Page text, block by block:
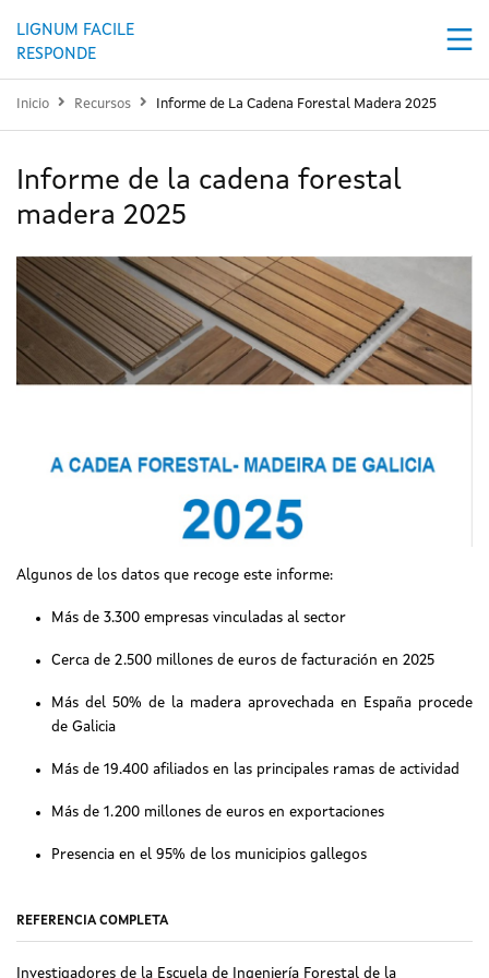
LIGNUM FACILE
RESPONDE
Inicio Recursos Informe de La Cadena Forestal Madera 2025
Informe de la cadena forestal
madera 2025
Algunos de los datos que recoge este informe:
Más de 3.300 empresas vinculadas al sector
Cerca de 2.500 millones de euros de facturación en 2025
Más del 50% de la madera aprovechada en España procede
de Galicia
Más de 19.400 afiliados en las principales ramas de actividad
Más de 1.200 millones de euros en exportaciones
Presencia en el 95% de los municipios gallegos
REFERENCIA COMPLETA
Investigadores de la Escuela de Ingeniería Forestal de la